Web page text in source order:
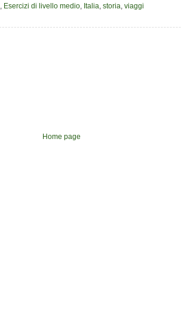
, Esercizi di livello medio, Italia, storia, viaggi
Home page